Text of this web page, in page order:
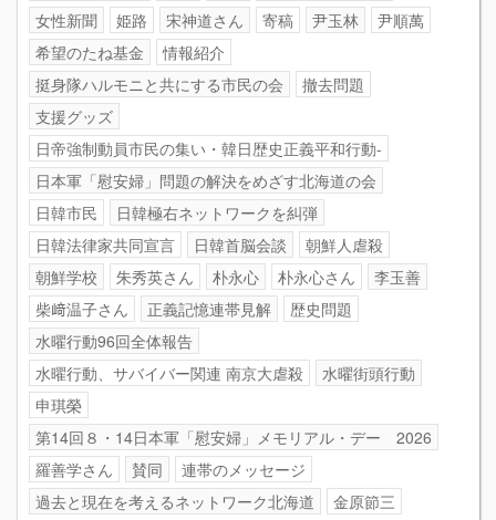
女性新聞
姫路 宋神道さん 寄稿 尹玉林
尹順萬
希望のたね基金
情報紹介
挺身隊ハルモニと共にする市民の会
撤去問題
支援グッズ
日帝強制動員市民の集い・韓日歴史正義平和行動-
日本軍「慰安婦」問題の解決をめざす北海道の会
日韓市民
日韓極右ネットワークを糾弾
日韓法律家共同宣言
日韓首脳会談
朝鮮人虐殺
朝鮮学校
朱秀英さん 朴永心 朴永心さん
李玉善
柴﨑温子さん
正義記憶連帯見解
歴史問題
水曜行動96回全体報告
水曜行動、サバイバー関連 南京大虐殺
水曜街頭行動
申琪榮
第14回８・14日本軍「慰安婦」メモリアル・デー 2026
羅善学さん
賛同
連帯のメッセージ
過去と現在を考えるネットワーク北海道
金原節三